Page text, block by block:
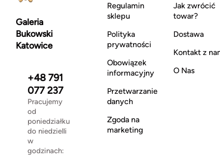
Galeria
Bukowski
Katowice
+48 791
077 237
Pracujemy
od
poniedziałku
do niedzielli
w
godzinach:
Regulamin
sklepu
Polityka
prywatności
Obowiązek
informacyjny
Przetwarzanie
danych
Zgoda na
marketing
Jak zwrócić
towar?
Dostawa
Kontakt z
O Nas